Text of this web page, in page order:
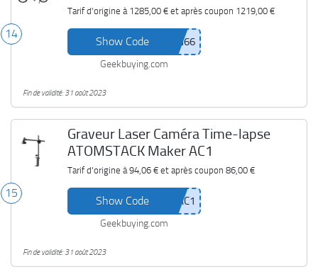
14
Tarif d'origine à 1285,00 €et après coupon 1219,00 €
Show Code
Geekbuying.com
Fin de validité: 31 août 2023
15
Graveur Laser Caméra Time-lapse
ATOMSTACK Maker AC1
Tarif d'origine à94,06 €et après coupon 86,00 €
Show Code
Geekbuying.com
Fin de validité: 31 août 2023